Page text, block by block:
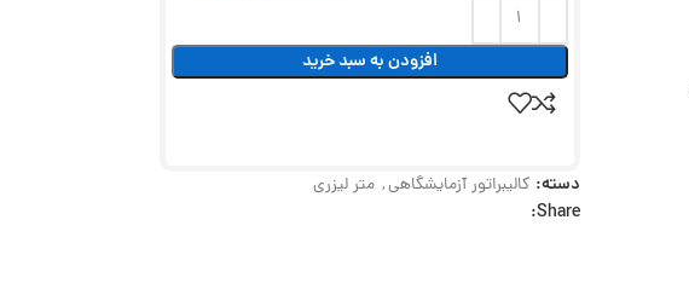
افزودن به سبد خرید
دسته: کالیبراتور آزمایشگاهی, متر لیزری
Share: